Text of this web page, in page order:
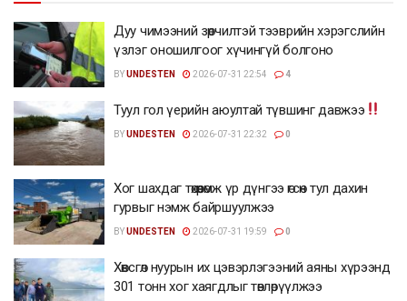
Дуу чимээний зөрчилтэй тээврийн хэрэгслийн
үзлэг оношилгоог хүчингүй болгоно
BYUNDESTEN 2026-07-31 22:54 4
Туул гол үерийн аюултай түвшинг давжээ
BYUNDESTEN 2026-07-31 22:32 0
Хог шахдаг төхөөрөмж үр дүнгээ өгсөн тул дахин
гурвыг нэмж байршуулжээ
BYUNDESTEN 2026-07-31 19:59 0
Хөвсгөл нуурын их цэвэрлэгээний аяны хүрээнд
301 тонн хог хаягдлыг төвлөрүүлжээ